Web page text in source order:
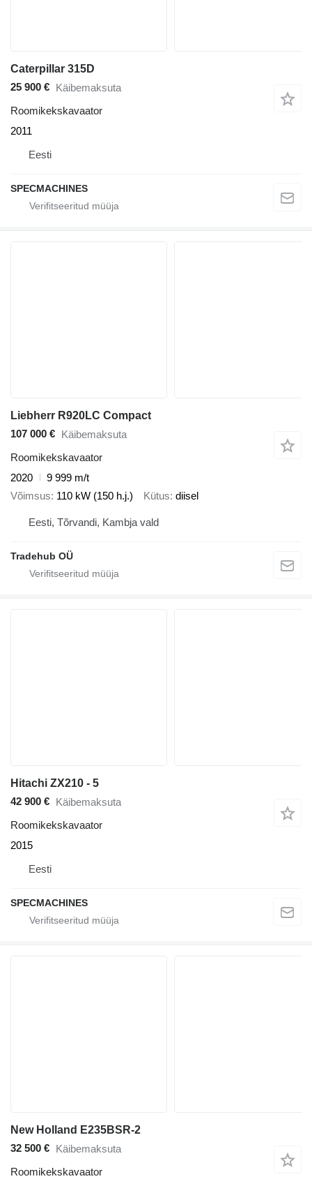
Caterpillar 315D
25 900 € Käibemaksuta
Roomikekskavaator
2011
Eesti
SPECMACHINES
Liebherr R920LC Compact
107 000 € Käibemaksuta
Roomikekskavaator
2020
9 999 m/t
Võimsus 110 kW (150 h.j.) Kütus diisel
Eesti, Tõrvandi, Kambja vald
Tradehub OÜ
Hitachi ZX210 - 5
42 900 € Käibemaksuta
Roomikekskavaator
2015
Eesti
SPECMACHINES
New Holland E235BSR-2
32 500 € Käibemaksuta
Roomikekskavaator